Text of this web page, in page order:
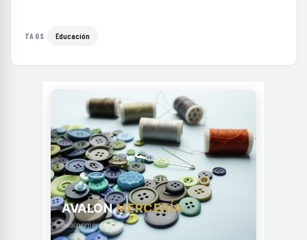
TAGS Educación
AVALONMERCERÍA
avalonmerceria.es